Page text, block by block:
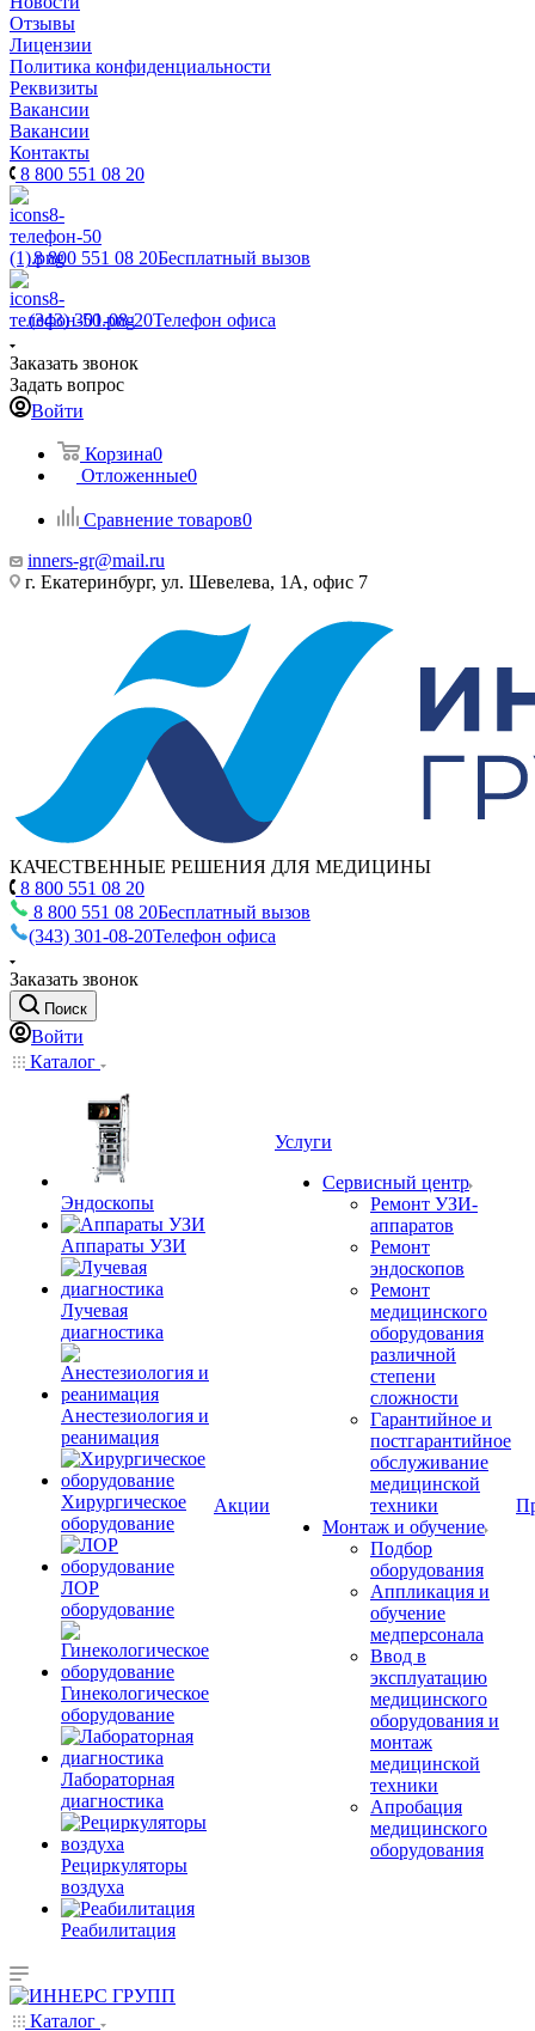
Отзывы
Лицензии
Политика конфиденциальности
Реквизиты
Вакансии
Вакансии
Контакты
8 800 551 08 20
8 800 551 08 20Бесплатный вызов
(343) 301-08-20Телефон офиса
Заказать звонок
Задать вопрос
Войти
Корзина0
Отложенные0
Сравнение товаров0
inners-gr@mail.ru
г. Екатеринбург, ул. Шевелева, 1А, офис 7
КАЧЕСТВЕННЫЕ РЕШЕНИЯ ДЛЯ МЕДИЦИНЫ
8 800 551 08 20
8 800 551 08 20Бесплатный вызов
(343) 301-08-20Телефон офиса
Заказать звонок
Поиск
Войти
Каталог
Эндоскопы
Аппараты УЗИ
Лучевая
диагностика
Анестезиология и
реанимация
Хирургическое
оборудование
ЛОР
оборудование
Гинекологическое
оборудование
Лабораторная
диагностика
Рециркуляторы
воздуха
Реабилитация
Акции
Услуги
Сервисный центр
Ремонт УЗИ-
аппаратов
Ремонт
эндоскопов
Ремонт
медицинского
оборудования
различной
степени
сложности
Гарантийное и
постгарантийное
обслуживание
медицинской
техники
Монтаж и обучение
Подбор
оборудования
Аппликация и
обучение
медперсонала
Ввод в
эксплуатацию
медицинского
оборудования и
монтаж
медицинской
техники
Апробация
медицинского
оборудования
Каталог